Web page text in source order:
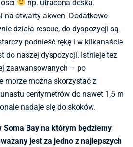
np. utracona deska,
na otwarty akwen. Dodatkowo
działa rescue, do dyspozycji są
podnieść rękę i w kilkanaście
do naszej dyspozycji. Istnieje tez
zaawansowanych – po
morze można skorzystać z
centymetrów do nawet 1,5 m
nadaje się do skoków.
Soma Bay na którym będziemy
jest za jedno z najlepszych